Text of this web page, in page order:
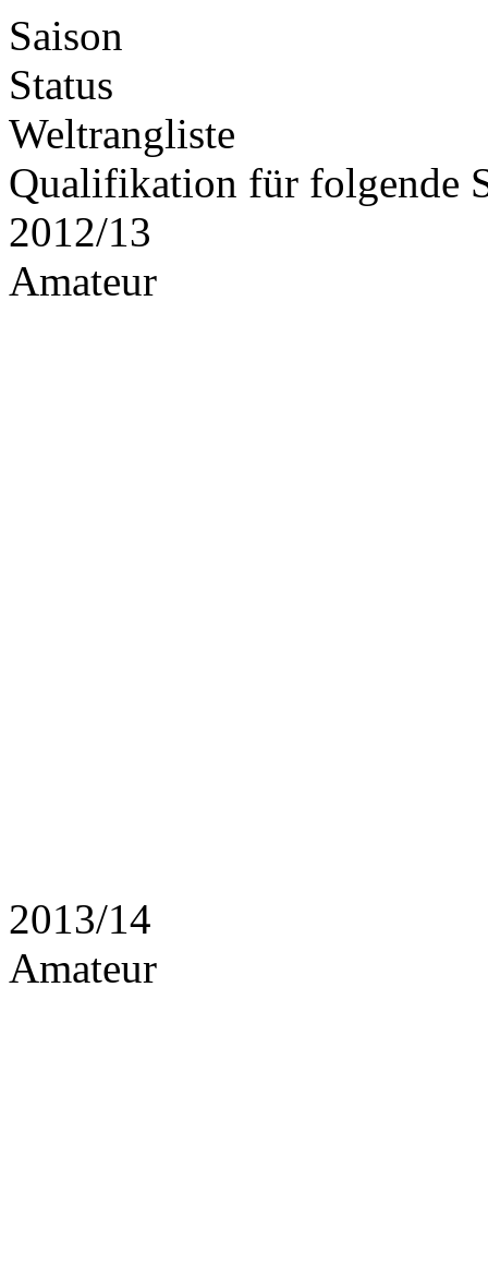
Saison
Status
Weltrangliste
Qualifikation für folgende
2012/13
Amateur
2013/14
Amateur